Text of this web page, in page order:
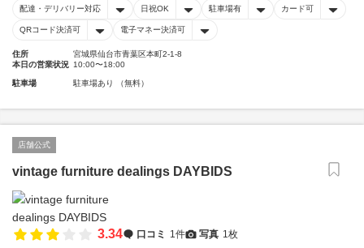
配達・デリバリー対応 日祝OK 駐車場有 カード可
QRコード決済可 電子マネー決済可
住所
宮城県仙台市青葉区本町2-1-8
本日の営業状況 10:00〜18:00
駐車場 駐車場あり （無料）
店舗公式
vintage furniture dealings DAYBIDS
3.34 口コミ 1件 写真 1枚